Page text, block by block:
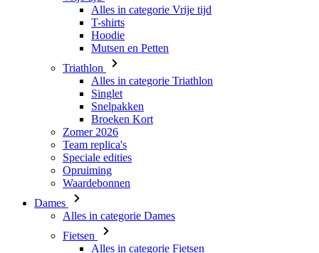
Triathlon
Alles in categorie Triathlon
Singlet
Snelpakken
Broeken Kort
Zomer 2026
Team replica's
Speciale edities
Opruiming
Waardebonnen
Dames
Alles in categorie Dames
Fietsen
Alles in categorie Fietsen
Shirts Lange Mouw
Body's en Windstoppers
Jacks Lange Mouw